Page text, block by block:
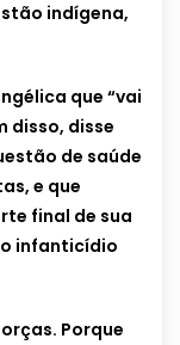
indígena,
que “vai
disso, disse
de saúde
e que
final de sua
infanticídio
Porque